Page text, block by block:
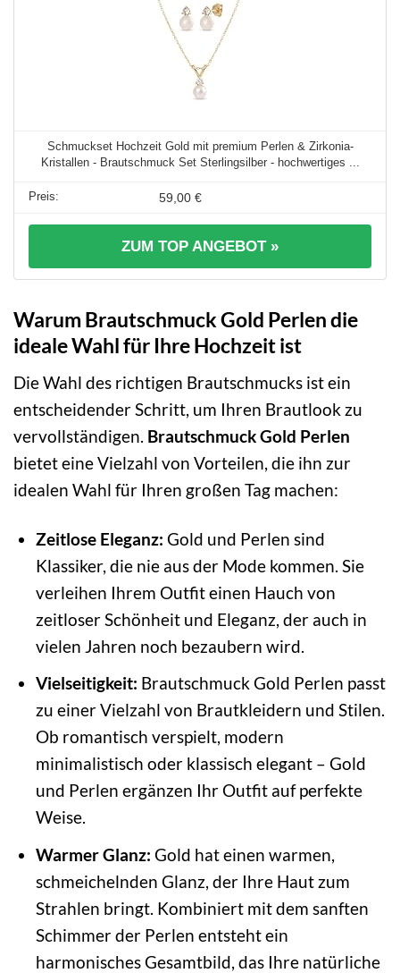
Schmuckset Hochzeit Gold mit premium Perlen & Zirkonia-
Kristallen - Brautschmuck Set Sterlingsilber - hochwertiges ...
59,00 €
ZUM TOP ANGEBOT »
Warum Brautschmuck Gold Perlen die
ideale Wahl für Ihre Hochzeit ist
Die Wahl des richtigen Brautschmucks ist ein
entscheidender Schritt, um Ihren Brautlook zu
vervollständigen. Brautschmuck Gold Perlen
bietet eine Vielzahl von Vorteilen, die ihn zur
idealen Wahl für Ihren großen Tag machen:
Zeitlose Eleganz: Gold und Perlen sind
Klassiker, die nie aus der Mode kommen. Sie
verleihen Ihrem Outfit einen Hauch von
zeitloser Schönheit und Eleganz, der auch in
vielen Jahren noch bezaubern wird.
Vielseitigkeit: Brautschmuck Gold Perlen passt
zu einer Vielzahl von Brautkleidern und Stilen.
Ob romantisch verspielt, modern
minimalistisch oder klassisch elegant – Gold
und Perlen ergänzen Ihr Outfit auf perfekte
Weise.
Warmer Glanz: Gold hat einen warmen,
schmeichelnden Glanz, der Ihre Haut zum
Strahlen bringt. Kombiniert mit dem sanften
Schimmer der Perlen entsteht ein
harmonisches Gesamtbild, das Ihre natürliche